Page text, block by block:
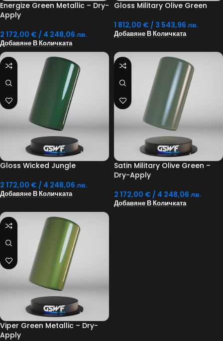
Energize Green Metallic – Dry-
Apply
2 172,00 € / 4 248,06 лв.
Добавяне В Количката
Gloss Military Olive Green
1 812,00 € / 3 543,96 лв.
Добавяне В Количката
Gloss Wicked Jungle
2 172,00 € / 4 248,06 лв.
Добавяне В Количката
Satin Military Olive Green –
Dry-Apply
2 172,00 € / 4 248,06 лв.
Добавяне В Количката
Viper Green Metallic – Dry-
Apply